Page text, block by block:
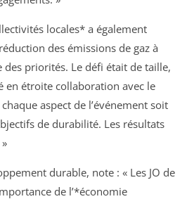
locales* a également
des émissions de gaz à
des priorités. Le défi était de taille,
en étroite collaboration avec le
aspect de l’événement soit
de durabilité. Les résultats
durable, note : « Les JO de
de l’*économie